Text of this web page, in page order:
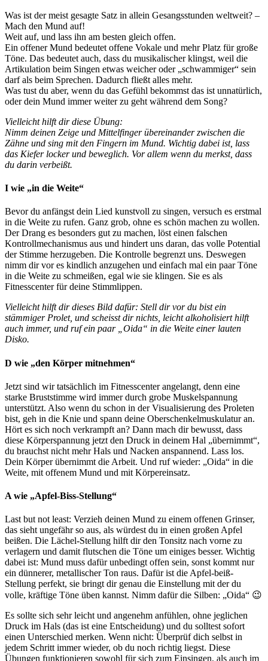
Was ist der meist gesagte Satz in allein Gesangsstunden weltweit? –
Mach den Mund auf!
Weit auf, und lass ihn am besten gleich offen.
Ein offener Mund bedeutet offene Vokale und mehr Platz für große
Töne. Das bedeutet auch, dass du musikalischer klingst, weil die
Artikulation beim Singen etwas weicher oder „schwammiger“ sein
darf als beim Sprechen. Dadurch fließt alles mehr.
Was tust du aber, wenn du das Gefühl bekommst das ist unnatürlich,
oder dein Mund immer weiter zu geht während dem Song?
Vielleicht hilft dir diese Übung:
Nimm deinen Zeige und Mittelfinger übereinander zwischen die
Zähne und sing mit den Fingern im Mund. Wichtig dabei ist, lass
das Kiefer locker und beweglich. Vor allem wenn du merkst, dass
du darin verbeißt.
I wie „in die Weite“
Bevor du anfängst dein Lied kunstvoll zu singen, versuch es erstmal
in die Weite zu rufen. Ganz grob, ohne es schön machen zu wollen.
Der Drang es besonders gut zu machen, löst einen falschen
Kontrollmechanismus aus und hindert uns daran, das volle Potential
der Stimme herzugeben. Die Kontrolle begrenzt uns. Deswegen
nimm dir vor es kindlich anzugehen und einfach mal ein paar Töne
in die Weite zu schmeißen, egal wie sie klingen. Sie es als
Fitnesscenter für deine Stimmlippen.
Vielleicht hilft dir dieses Bild dafür: Stell dir vor du bist ein
stämmiger Prolet, und scheisst dir nichts, leicht alkoholisiert hilft
auch immer, und ruf ein paar „Oida“ in die Weite einer lauten
Disko.
D wie „den Körper mitnehmen“
Jetzt sind wir tatsächlich im Fitnesscenter angelangt, denn eine
starke Bruststimme wird immer durch grobe Muskelspannung
unterstützt. Also wenn du schon in der Visualisierung des Proleten
bist, geh in die Knie und spann deine Oberschenkelmuskulatur an.
Hört es sich noch verkrampft an? Dann mach dir bewusst, dass
diese Körperspannung jetzt den Druck in deinem Hal „übernimmt“,
du brauchst nicht mehr Hals und Nacken anspannend. Lass los.
Dein Körper übernimmt die Arbeit. Und ruf wieder: „Oida“ in die
Weite, mit offenem Mund und mit Körpereinsatz.
A wie „Apfel-Biss-Stellung“
Last but not least: Verzieh deinen Mund zu einem offenen Grinser,
das sieht ungefähr so aus, als würdest du in einen großen Apfel
beißen. Die Lächel-Stellung hilft dir den Tonsitz nach vorne zu
verlagern und damit flutschen die Töne um einiges besser. Wichtig
dabei ist: Mund muss dafür unbedingt offen sein, sonst kommt nur
ein dünnerer, metallischer Ton raus. Dafür ist die Apfel-beiß-
Stellung perfekt, sie bringt dir genau die Einstellung mit der du
volle, kräftige Töne üben kannst. Nimm dafür die Silben: „Oida“ 😉
Es sollte sich sehr leicht und angenehm anfühlen, ohne jeglichen
Druck im Hals (das ist eine Entscheidung) und du solltest sofort
einen Unterschied merken. Wenn nicht: Überprüf dich selbst in
jedem Schritt immer wieder, ob du noch richtig liegst. Diese
Übungen funktionieren sowohl für sich zum Einsingen, als auch im